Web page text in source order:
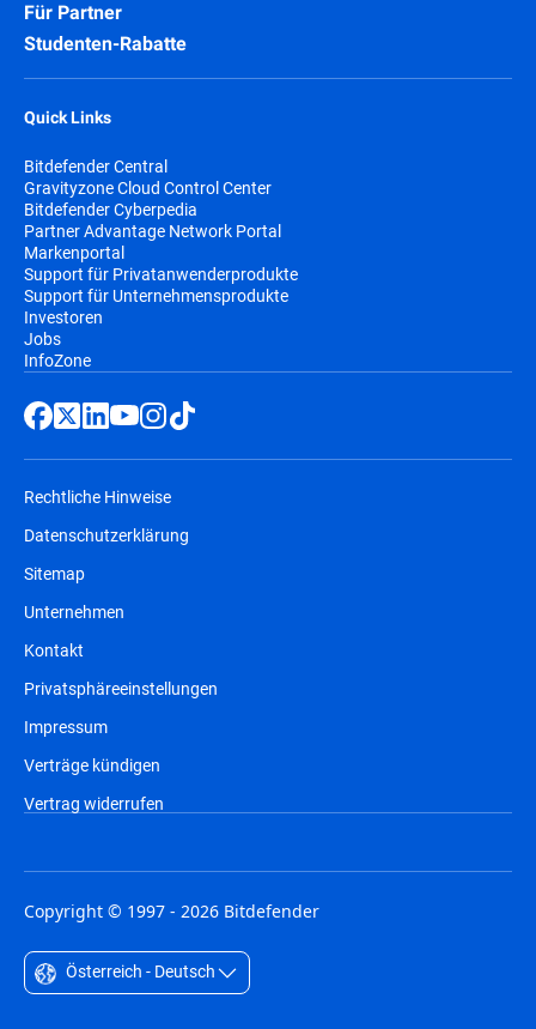
Für Partner
Studenten-Rabatte
Quick Links
Bitdefender Central
Gravityzone Cloud Control Center
Bitdefender Cyberpedia
Partner Advantage Network Portal
Markenportal
Support für Privatanwenderprodukte
Support für Unternehmensprodukte
Investoren
Jobs
InfoZone
Rechtliche Hinweise
Datenschutzerklärung
Sitemap
Unternehmen
Kontakt
Privatsphäreeinstellungen
Impressum
Verträge kündigen
Vertrag widerrufen
Copyright © 1997 - 2026 Bitdefender
Österreich - Deutsch